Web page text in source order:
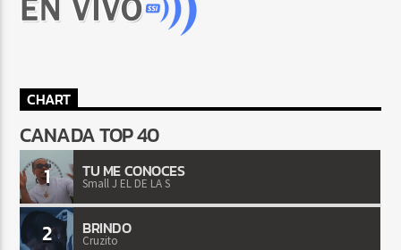
CHART
CANADA TOP 40
1 TU ME CONOCES
Small J EL DE LA S
2 BRINDO
Cruzito